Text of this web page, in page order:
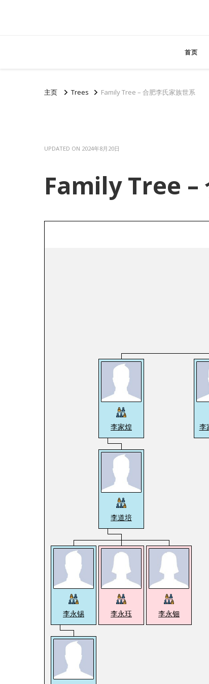
首页
主页 Trees Family Tree – 合肥李氏家族世系
UPDATED ON 2024年8月20日
Family Tree –
李家煌
李道培
李永锡 李永珏 李永钿
李